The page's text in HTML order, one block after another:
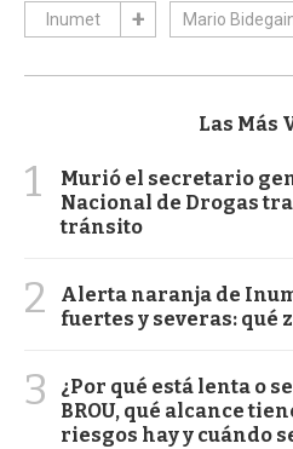
Inumet Mario
Las Más
1
Murió el secretario
Nacional de Drogas
tránsito
2
Alerta naranja de
fuertes y severas: qué
3
¿Por qué está lenta o
BROU, qué alcance
riesgos hay y cuándo